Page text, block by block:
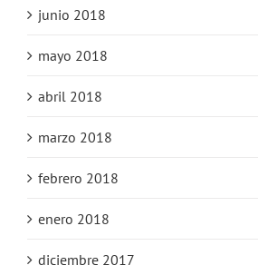
junio 2018
mayo 2018
abril 2018
marzo 2018
febrero 2018
enero 2018
diciembre 2017